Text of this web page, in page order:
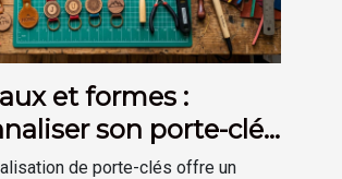
et formes :
son porte-clés
goût
de porte-clés offre un